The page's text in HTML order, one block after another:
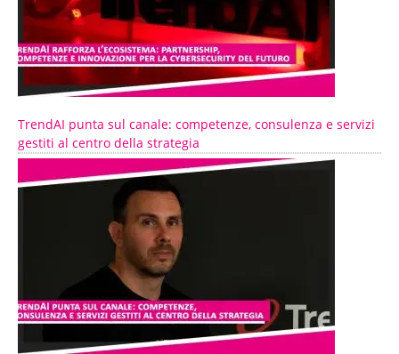
TrendAI punta sul canale: competenze, consulenza e servizi
gestiti al centro della strategia